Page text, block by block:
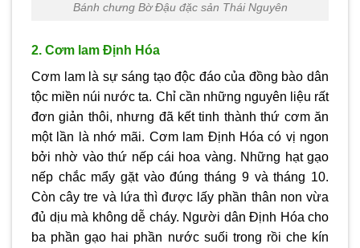
Bánh chưng Bờ Đậu đặc sản Thái Nguyên
2. Cơm lam Định Hóa
Cơm lam là sự sáng tạo độc đáo của đồng bào dân
tộc miền núi nước ta. Chỉ cần những nguyên liệu rất
đơn giản thôi, nhưng đã kết tinh thành thứ cơm ăn
một lần là nhớ mãi. Cơm lam Định Hóa có vị ngon
bởi nhờ vào thứ nếp cái hoa vàng. Những hạt gạo
nếp chắc mẩy gặt vào đúng tháng 9 và tháng 10.
Còn cây tre và lứa thì được lấy phần thân non vừa
đủ dịu mà không dễ cháy. Người dân Định Hóa cho
ba phần gạo hai phần nước suối trong rồi che kín